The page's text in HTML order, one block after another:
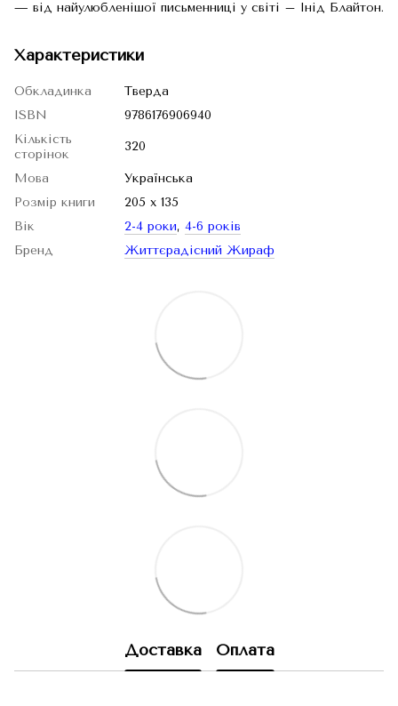
— від найулюбленішої письменниці у світі – Інід Блайтон.
Характеристики
Обкладинка
Тверда
ISBN
9786176906940
Кількість
сторінок
320
Мова
Українська
Розмір книги
205 x 135
Вік
2-4 роки, 4-6 років
Бренд
Життєрадісний Жираф
Доставка Оплата